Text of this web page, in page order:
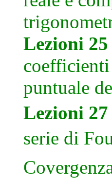
Lezioni
puntuale
Lezioni
serie di